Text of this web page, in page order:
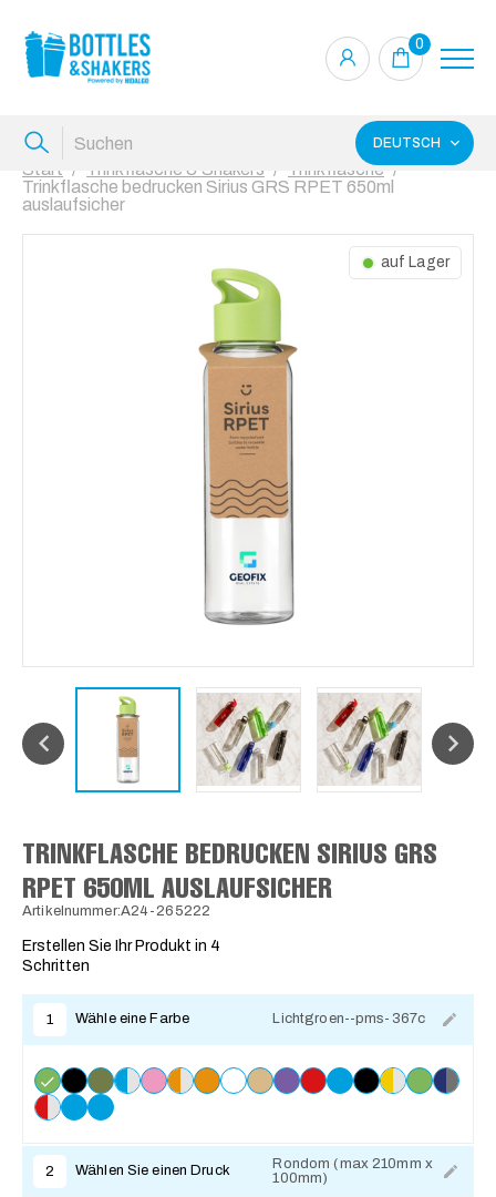
0
DEUTSCH
Start Trinkflasche & Shakers
Trinkflasche
Trinkflasche bedrucken Sirius GRS RPET 650ml
auslaufsicher
auf Lager
TRINKFLASCHE BEDRUCKEN SIRIUS GRS
RPET 650ML AUSLAUFSICHER
Artikelnummer:A24-265222
Erstellen Sie Ihr Produkt in 4
Schritten
1 Wähle eine Farbe Lichtgroen--pms-367c
2 Wählen Sie einen Druck
Rondom (max 210mm x
100mm)